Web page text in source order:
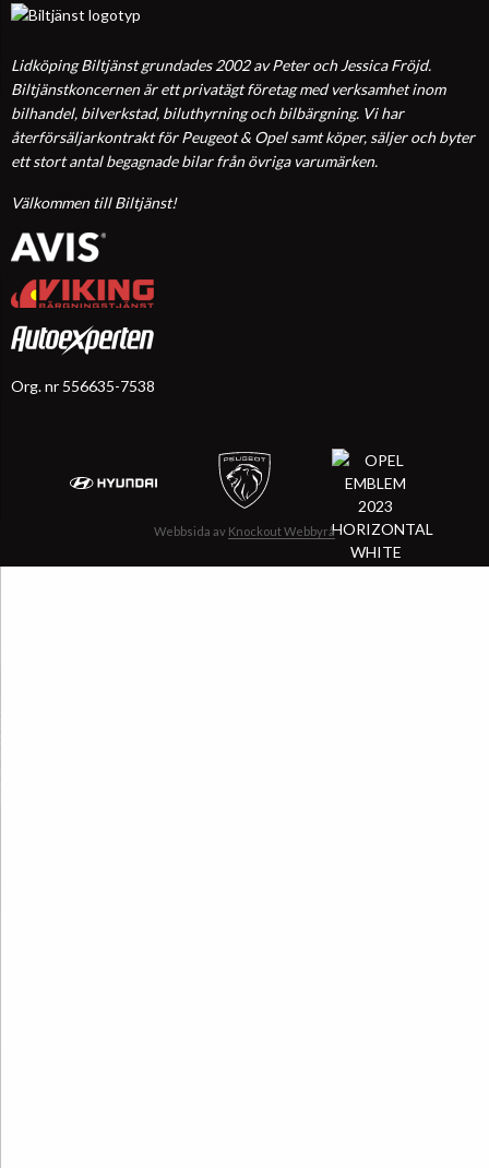
Lidköping Biltjänst grundades 2002 av Peter och Jessica Fröjd.
Biltjänstkoncernen är ett privatägt företag med verksamhet inom
bilhandel, bilverkstad, biluthyrning och bilbärgning. Vi har
återförsäljarkontrakt för Peugeot & Opel samt köper, säljer och byter
ett stort antal begagnade bilar från övriga varumärken.
Välkommen till Biltjänst!
Org. nr 556635-7538
Webbsida av Knockout Webbyrå